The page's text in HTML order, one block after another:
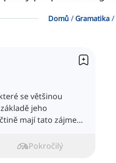
Domů Gramatika
se většinou
jeho
mají tato zájmena
Pokročilý